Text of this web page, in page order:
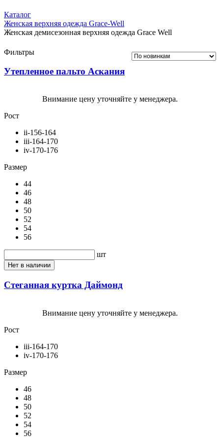
Каталог
Женская верхняя одежда Grace-Well
Женская демисезонная верхняя одежда Grace Well
Фильтры
Утепленное пальто Аскания
Внимание цену уточняйте у менеджера.
Рост
ii-156-164
iii-164-170
iv-170-176
Размер
44
46
48
50
52
54
56
шт
Нет в наличии
Стеганная куртка Даймонд
Внимание цену уточняйте у менеджера.
Рост
iii-164-170
iv-170-176
Размер
46
48
50
52
54
56